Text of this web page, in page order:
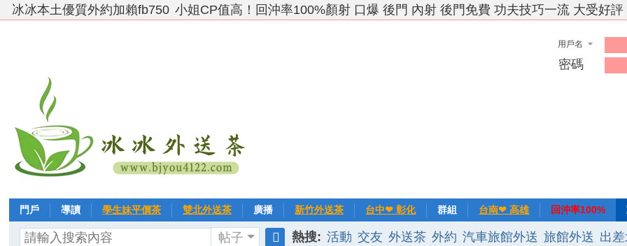
冰冰本土優質外約加賴fb750 小姐CP值高！回沖率100%顏射 口爆 後門 內射 後門免費 功夫技巧一流 大受好評
用戶名
密碼
門戶 導讀 學生妹平價茶 雙北外送茶 廣播 新竹外送茶 台中❤ 彰化 群組 台南❤ 高雄 回沖率100%
帖子
熱搜: 活動 交友 外送茶 外約 汽車旅館外送 旅館外送 出